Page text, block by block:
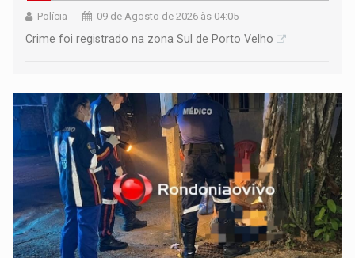
Polícia 09 de Agosto de 2026 às 04:05
Crime foi registrado na zona Sul de Porto Velho